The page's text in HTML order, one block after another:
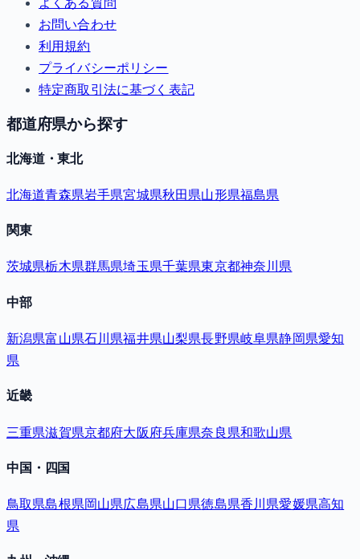
お問い合わせ
利用規約
プライバシーポリシー
特定商取引法に基づく表記
都道府県から探す
北海道・東北
北海道青森県岩手県宮城県秋田県山形県福島県
関東
茨城県栃木県群馬県埼玉県千葉県東京都神奈川県
中部
新潟県富山県石川県福井県山梨県長野県岐阜県静岡県愛知
県
近畿
三重県滋賀県京都府大阪府兵庫県奈良県和歌山県
中国・四国
鳥取県島根県岡山県広島県山口県徳島県香川県愛媛県高知
県